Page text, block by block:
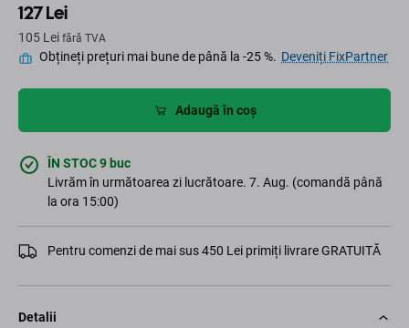
127 Lei
105 Lei fără TVA
Obțineți prețuri mai bune de până la -25 %. Deveniți FixPartner
Adaugă în coș
ÎN STOC 9 buc
Livrăm în următoarea zi lucrătoare. 7. Aug. (comandă până
la ora 15:00)
Pentru comenzi de mai sus 450 Lei primiți livrare GRATUITĂ
Detalii